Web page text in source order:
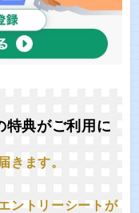
特典がご利用に
きます。
ントリーシートが